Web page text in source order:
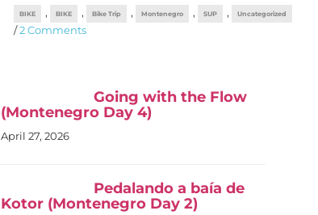
BIKE , BIKE , Bike Trip , Montenegro , SUP , Uncategorized
/2 Comments
Going with the Flow
(Montenegro Day 4)
April 27, 2026
Pedalando a baía de
Kotor (Montenegro Day 2)